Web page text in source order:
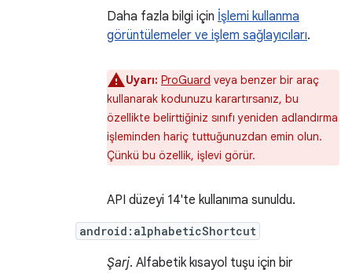
Daha fazla bilgi için İşlemi kullanma
görüntülemeler ve işlem sağlayıcıları.
Uyarı: ProGuard veya benzer bir araç
kullanarak kodunuzu karartırsanız, bu
özellikte belirttiğiniz sınıfı yeniden adlandırma
işleminden hariç tuttuğunuzdan emin olun.
Çünkü bu özellik, işlevi görür.
API düzeyi 14'te kullanıma sunuldu.
android:alphabeticShortcut
Şarj. Alfabetik kısayol tuşu için bir